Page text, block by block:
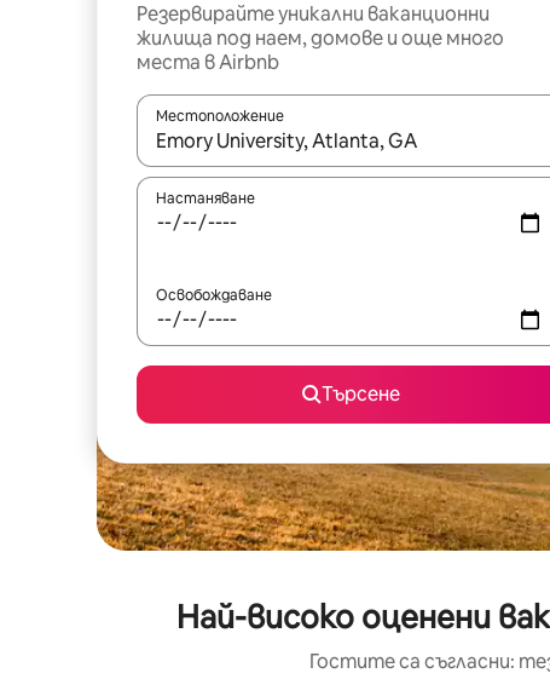
Резервирайте уникални ваканционни
жилища под наем, домове и още много
места в Airbnb
Местоположение
Когато резултатите се покажат,
Настаняване
Освобождаване
Търсене
Най-високо оценени
Гостите са съгласни: